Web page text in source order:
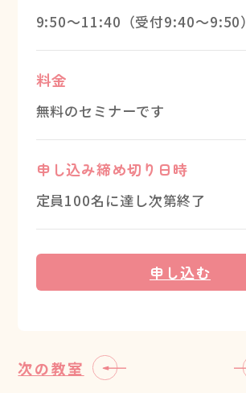
9:50～11:40（受付9:40～9:50）
料金
無料のセミナーです
申し込み締め切り日時
定員100名に達し次第終了
申し込む
次の教室